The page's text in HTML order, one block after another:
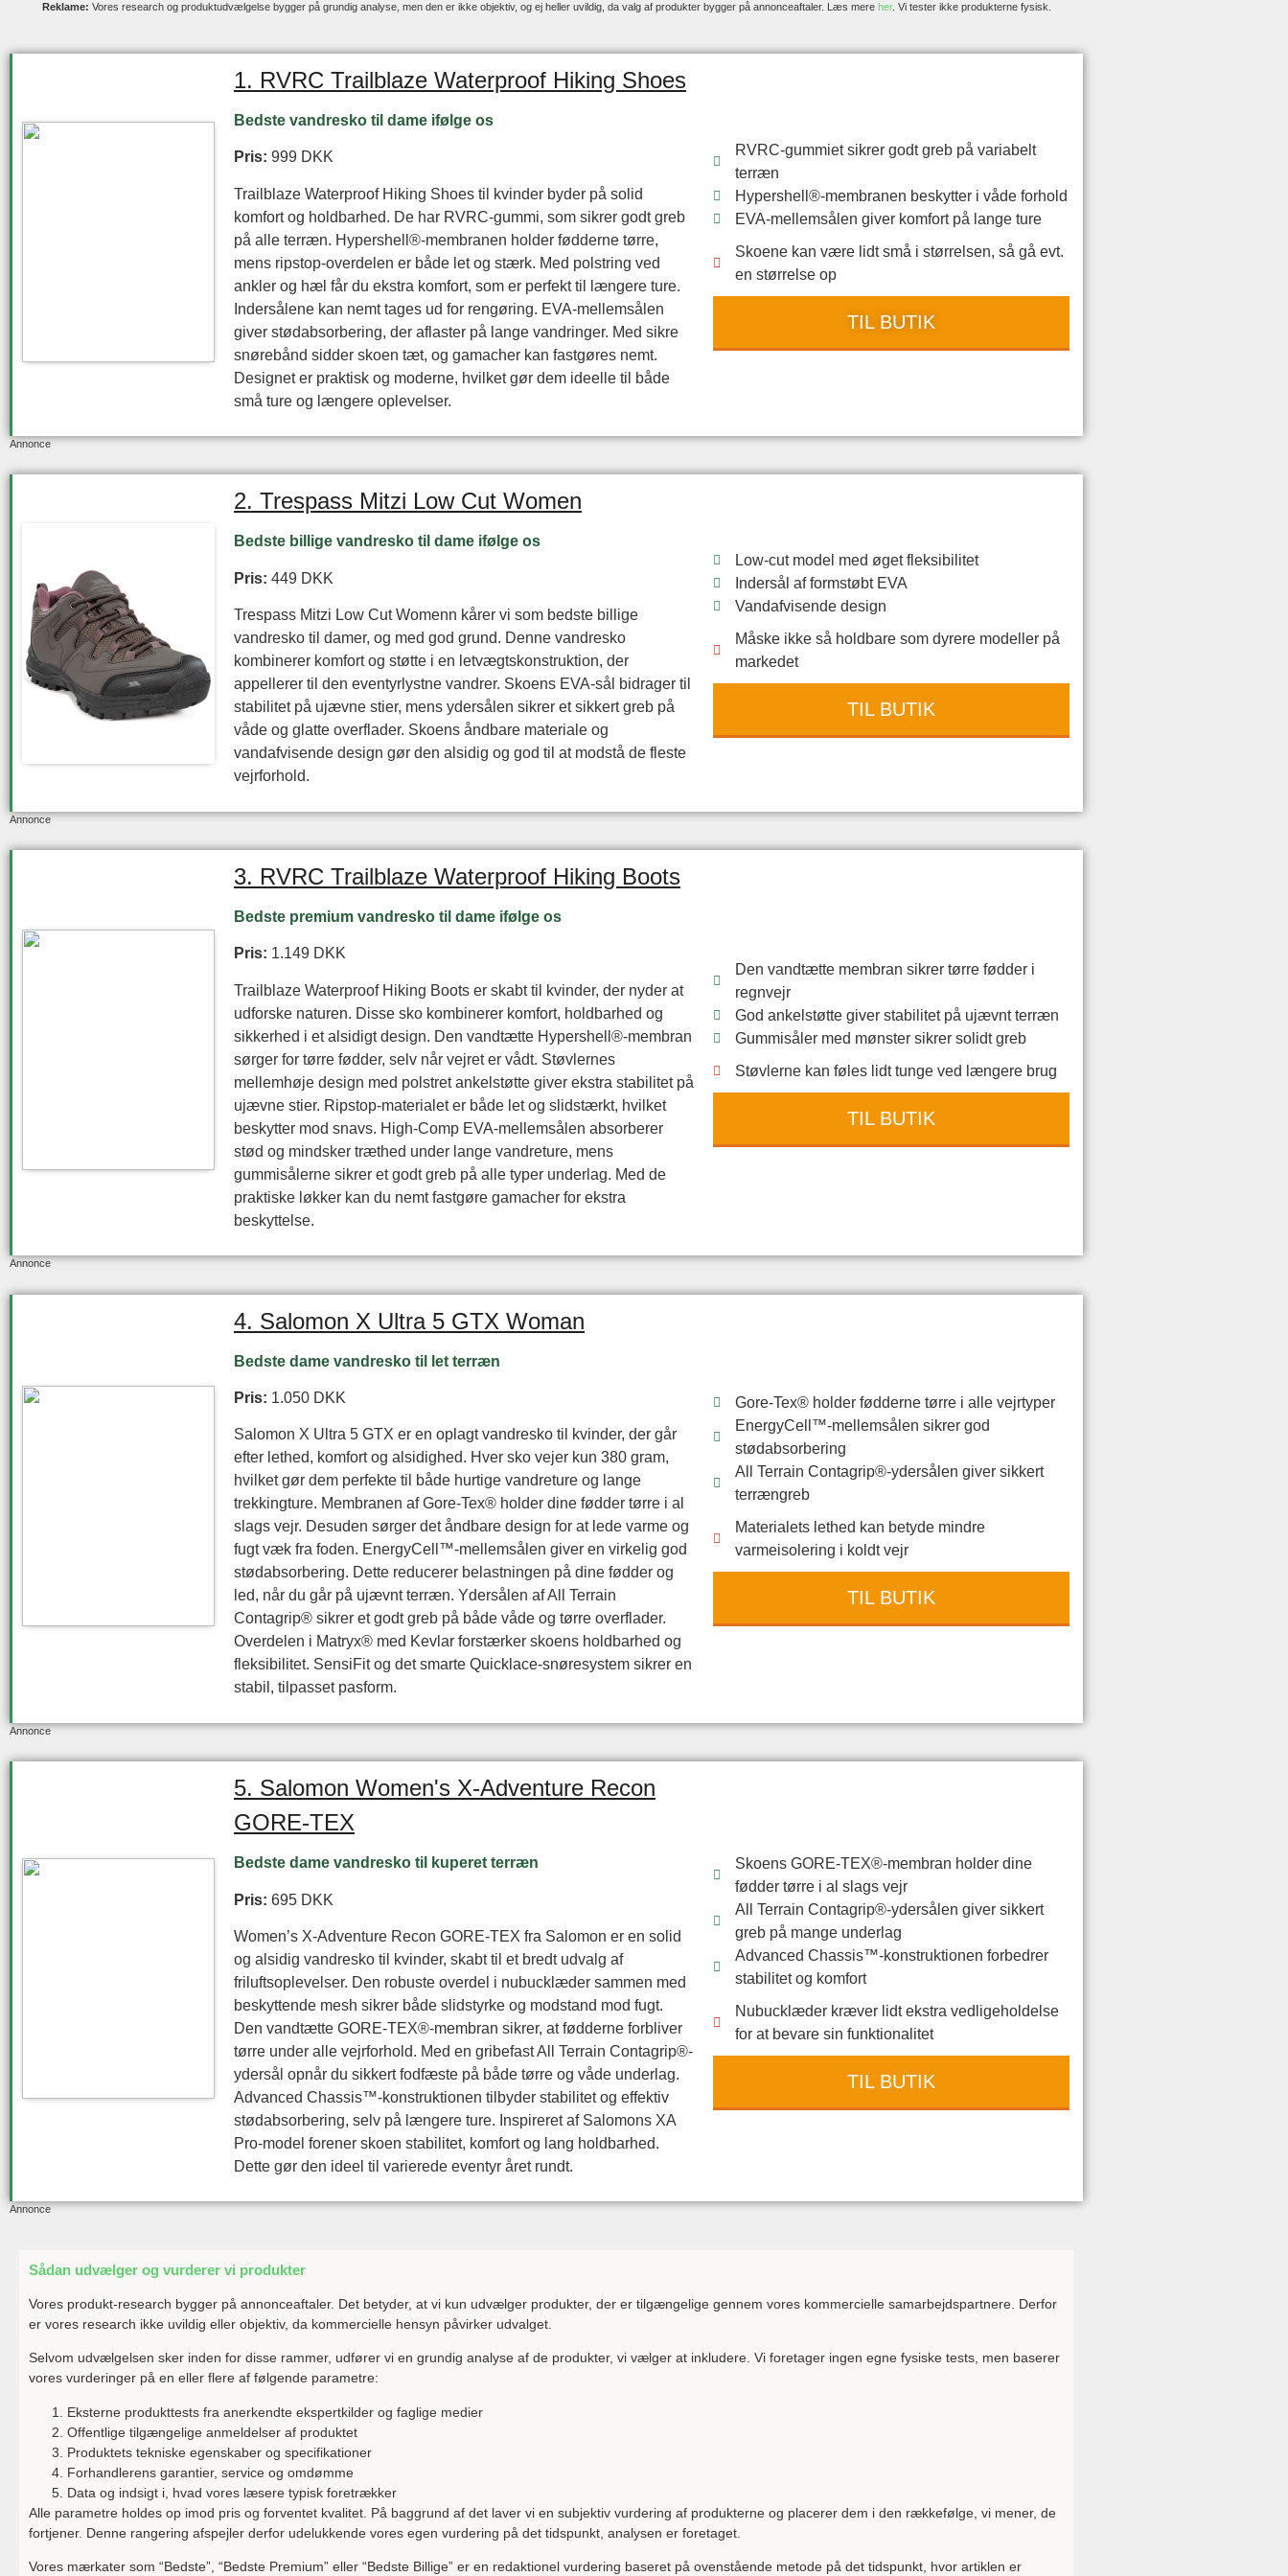
Reklame: Vores research og produktudvælgelse bygger på grundig analyse, men den er ikke objektiv, og ej heller uvildig, da valg af produkter bygger på annonceaftaler. Læs mere her. Vi tester ikke produkterne fysisk.
1. RVRC Trailblaze Waterproof Hiking Shoes
Bedste vandresko til dame ifølge os
Pris: 999 DKK
Trailblaze Waterproof Hiking Shoes til kvinder byder på solid
komfort og holdbarhed. De har RVRC-gummi, som sikrer godt greb
på alle terræn. Hypershell®-membranen holder fødderne tørre,
mens ripstop-overdelen er både let og stærk. Med polstring ved
ankler og hæl får du ekstra komfort, som er perfekt til længere ture.
Indersålene kan nemt tages ud for rengøring. EVA-mellemsålen
giver stødabsorbering, der aflaster på lange vandringer. Med sikre
snørebånd sidder skoen tæt, og gamacher kan fastgøres nemt.
Designet er praktisk og moderne, hvilket gør dem ideelle til både
små ture og længere oplevelser.
RVRC-gummiet sikrer godt greb på variabelt
terræn
Hypershell®-membranen beskytter i våde forhold
EVA-mellemsålen giver komfort på lange ture
Skoene kan være lidt små i størrelsen, så gå evt.
en størrelse op
TIL BUTIK
Annonce
2. Trespass Mitzi Low Cut Women
Bedste billige vandresko til dame ifølge os
Pris: 449 DKK
Trespass Mitzi Low Cut Womenn kårer vi som bedste billige
vandresko til damer, og med god grund. Denne vandresko
kombinerer komfort og støtte i en letvægtskonstruktion, der
appellerer til den eventyrlystne vandrer. Skoens EVA-sål bidrager til
stabilitet på ujævne stier, mens ydersålen sikrer et sikkert greb på
våde og glatte overflader. Skoens åndbare materiale og
vandafvisende design gør den alsidig og god til at modstå de fleste
vejrforhold.
Low-cut model med øget fleksibilitet
Indersål af formstøbt EVA
Vandafvisende design
Måske ikke så holdbare som dyrere modeller på
markedet
TIL BUTIK
Annonce
3. RVRC Trailblaze Waterproof Hiking Boots
Bedste premium vandresko til dame ifølge os
Pris: 1.149 DKK
Trailblaze Waterproof Hiking Boots er skabt til kvinder, der nyder at
udforske naturen. Disse sko kombinerer komfort, holdbarhed og
sikkerhed i et alsidigt design. Den vandtætte Hypershell®-membran
sørger for tørre fødder, selv når vejret er vådt. Støvlernes
mellemhøje design med polstret ankelstøtte giver ekstra stabilitet på
ujævne stier. Ripstop-materialet er både let og slidstærkt, hvilket
beskytter mod snavs. High-Comp EVA-mellemsålen absorberer
stød og mindsker træthed under lange vandreture, mens
gummisålerne sikrer et godt greb på alle typer underlag. Med de
praktiske løkker kan du nemt fastgøre gamacher for ekstra
beskyttelse.
Den vandtætte membran sikrer tørre fødder i
regnvejr
God ankelstøtte giver stabilitet på ujævnt terræn
Gummisåler med mønster sikrer solidt greb
Støvlerne kan føles lidt tunge ved længere brug
TIL BUTIK
Annonce
4. Salomon X Ultra 5 GTX Woman
Bedste dame vandresko til let terræn
Pris: 1.050 DKK
Salomon X Ultra 5 GTX er en oplagt vandresko til kvinder, der går
efter lethed, komfort og alsidighed. Hver sko vejer kun 380 gram,
hvilket gør dem perfekte til både hurtige vandreture og lange
trekkingture. Membranen af Gore-Tex® holder dine fødder tørre i al
slags vejr. Desuden sørger det åndbare design for at lede varme og
fugt væk fra foden. EnergyCell™-mellemsålen giver en virkelig god
stødabsorbering. Dette reducerer belastningen på dine fødder og
led, når du går på ujævnt terræn. Ydersålen af All Terrain
Contagrip® sikrer et godt greb på både våde og tørre overflader.
Overdelen i Matryx® med Kevlar forstærker skoens holdbarhed og
fleksibilitet. SensiFit og det smarte Quicklace-snøresystem sikrer en
stabil, tilpasset pasform.
Gore-Tex® holder fødderne tørre i alle vejrtyper
EnergyCell™-mellemsålen sikrer god
stødabsorbering
All Terrain Contagrip®-ydersålen giver sikkert
terrængreb
Materialets lethed kan betyde mindre
varmeisolering i koldt vejr
TIL BUTIK
Annonce
5. Salomon Women's X-Adventure Recon
GORE-TEX
Bedste dame vandresko til kuperet terræn
Pris: 695 DKK
Women’s X-Adventure Recon GORE-TEX fra Salomon er en solid
og alsidig vandresko til kvinder, skabt til et bredt udvalg af
friluftsoplevelser. Den robuste overdel i nubucklæder sammen med
beskyttende mesh sikrer både slidstyrke og modstand mod fugt.
Den vandtætte GORE-TEX®-membran sikrer, at fødderne forbliver
tørre under alle vejrforhold. Med en gribefast All Terrain Contagrip®-
ydersål opnår du sikkert fodfæste på både tørre og våde underlag.
Advanced Chassis™-konstruktionen tilbyder stabilitet og effektiv
stødabsorbering, selv på længere ture. Inspireret af Salomons XA
Pro-model forener skoen stabilitet, komfort og lang holdbarhed.
Dette gør den ideel til varierede eventyr året rundt.
Skoens GORE-TEX®-membran holder dine
fødder tørre i al slags vejr
All Terrain Contagrip®-ydersålen giver sikkert
greb på mange underlag
Advanced Chassis™-konstruktionen forbedrer
stabilitet og komfort
Nubucklæder kræver lidt ekstra vedligeholdelse
for at bevare sin funktionalitet
TIL BUTIK
Annonce
Sådan udvælger og vurderer vi produkter
Vores produkt-research bygger på annonceaftaler. Det betyder, at vi kun udvælger produkter, der er tilgængelige gennem vores kommercielle samarbejdspartnere. Derfor
er vores research ikke uvildig eller objektiv, da kommercielle hensyn påvirker udvalget.
Selvom udvælgelsen sker inden for disse rammer, udfører vi en grundig analyse af de produkter, vi vælger at inkludere. Vi foretager ingen egne fysiske tests, men baserer
vores vurderinger på en eller flere af følgende parametre:
Eksterne produkttests fra anerkendte ekspertkilder og faglige medier
Offentlige tilgængelige anmeldelser af produktet
Produktets tekniske egenskaber og specifikationer
Forhandlerens garantier, service og omdømme
Data og indsigt i, hvad vores læsere typisk foretrækker
Alle parametre holdes op imod pris og forventet kvalitet. På baggrund af det laver vi en subjektiv vurdering af produkterne og placerer dem i den rækkefølge, vi mener, de
fortjener. Denne rangering afspejler derfor udelukkende vores egen vurdering på det tidspunkt, analysen er foretaget.
Vores mærkater som “Bedste”, “Bedste Premium” eller “Bedste Billige” er en redaktionel vurdering baseret på ovenstående metode på det tidspunkt, hvor artiklen er